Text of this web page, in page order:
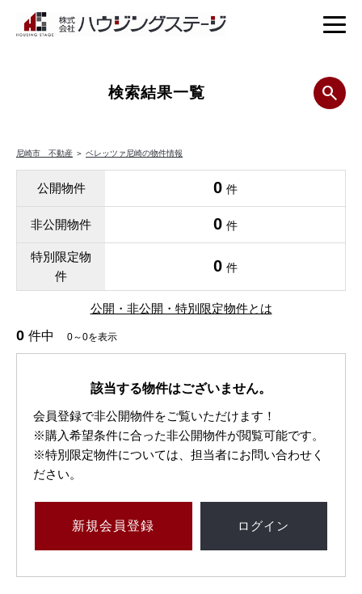
検索結果一覧
尼崎市 不動産 ＞ ベレッツァ尼崎の物件情報
公開物件 0 件
非公開物件 0 件
特別限定物
件
0 件
公開・非公開・特別限定物件とは
0 件中 0～0を表示
該当する物件はございません。
会員登録で非公開物件をご覧いただけます！
※購入希望条件に合った非公開物件が閲覧可能です。
※特別限定物件については、担当者にお問い合わせく
ださい。
新規会員登録 ログイン